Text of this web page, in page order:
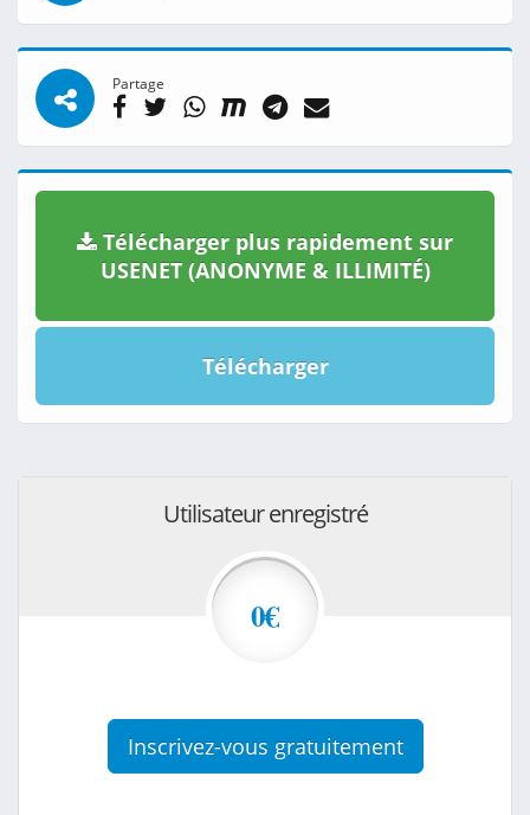
Partage
Télécharger plus rapidement sur
USENET (ANONYME & ILLIMITÉ)
Télécharger
Utilisateur enregistré
0€
Inscrivez-vous gratuitement